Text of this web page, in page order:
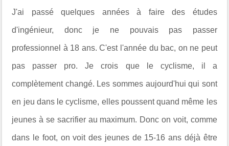
J'ai passé quelques années à faire des études
d'ingénieur, donc je ne pouvais pas passer
professionnel à 18 ans. C'est l'année du bac, on ne peut
pas passer pro. Je crois que le cyclisme, il a
complètement changé. Les sommes aujourd'hui qui sont
en jeu dans le cyclisme, elles poussent quand même les
jeunes à se sacrifier au maximum. Donc on voit, comme
dans le foot, on voit des jeunes de 15-16 ans déjà être